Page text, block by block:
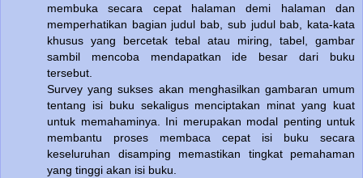
membuka secara cepat halaman demi halaman dan
memperhatikan bagian judul bab, sub judul bab, kata-kata
khusus yang bercetak tebal atau miring, tabel, gambar
sambil mencoba mendapatkan ide besar dari buku
tersebut.
Survey yang sukses akan menghasilkan gambaran umum
tentang isi buku sekaligus menciptakan minat yang kuat
untuk memahaminya. Ini merupakan modal penting untuk
membantu proses membaca cepat isi buku secara
keseluruhan disamping memastikan tingkat pemahaman
yang tinggi akan isi buku.